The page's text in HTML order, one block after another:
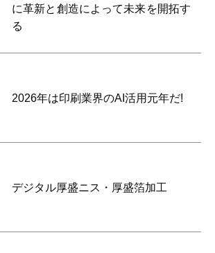
に革新と創造によって未来を開拓す
る
2026年は印刷業界のAI活用元年だ!
デジタル厚盛ニス・厚盛箔加工